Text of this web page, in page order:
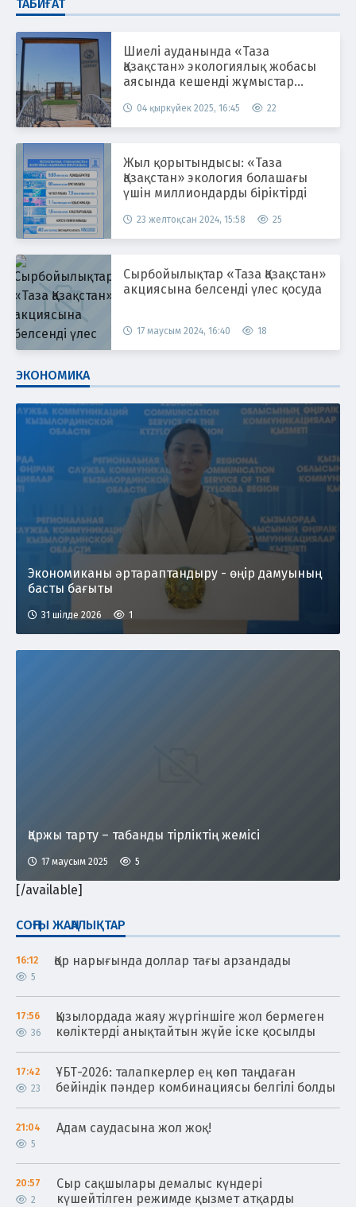
СОҢҒЫ ЖАҢАЛЫҚТАР
16:12
5
Қор нарығында доллар тағы арзандады
17:56
36
Қызылордада жаяу жүргіншіге жол бермеген
көліктерді анықтайтын жүйе іске қосылды
17:42
23
ҰБТ-2026: талапкерлер ең көп таңдаған
бейіндік пәндер комбинациясы белгілі болды
21:04
5
Адам саудасына жол жоқ!
20:57
2
Сыр сақшылары демалыс күндері
күшейтілген режимде қызмет атқарды
ТАБИҒАТ
Шиелі ауданында «Таза
Қазақстан» экологиялық жобасы
аясында кешенді жұмыстар
04 қыркүйек 2025, 16:45 22
Жыл қорытындысы: «Таза
Қазақстан» экология болашағы
үшін миллиондарды біріктірді
23 желтоқсан 2024, 15:58 25
Сырбойылықтар «Таза Қазақстан»
акциясына белсенді үлес қосуда
17 маусым 2024, 16:40 18
ЭКОНОМИКА
Экономиканы әртараптандыру - өңір дамуының
басты бағыты
31 шілде 2026 1
Қаржы тарту – табанды тірліктің жемісі
17 маусым 2025 5
[/available]